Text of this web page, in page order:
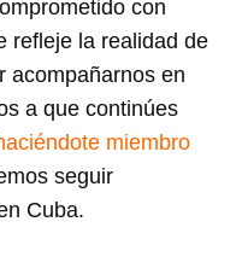
con
refleje la realidad de
acompañarnos en
a que continúes
miembro
seguir
Cuba.